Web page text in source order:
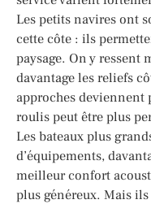
Les petits navires ont
cette côte : ils
paysage. On y
davantage les reliefs
approches
roulis peut être plus
Les bateaux plus
d’équipements,
meilleur confort
plus généreux. Mais